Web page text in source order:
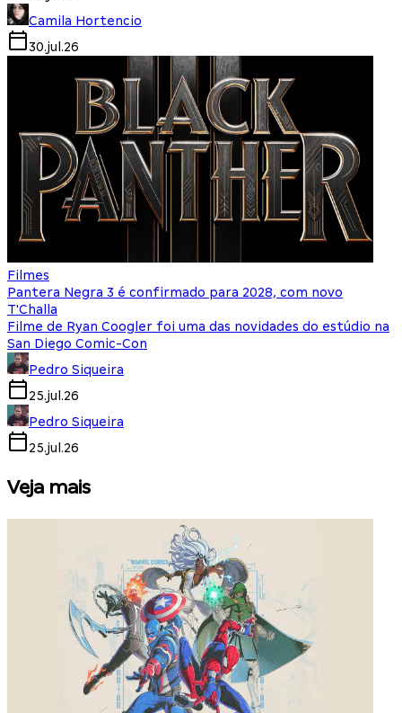
Camila Hortencio
30.jul.26
Filmes
Pantera Negra 3 é confirmado para 2028, com novo
T'Challa
Filme de Ryan Coogler foi uma das novidades do estúdio na
San Diego Comic-Con
Pedro Siqueira
25.jul.26
Pedro Siqueira
25.jul.26
Veja mais